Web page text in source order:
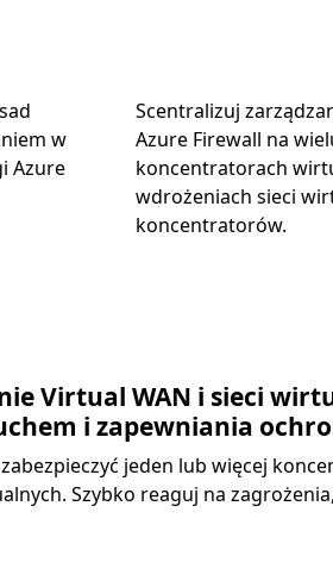
w
Azure
Scentralizuj
Azure Firewall na
koncentratorach
wdrożeniach sieci
koncentratorów.
Virtual WAN i sieci
i zapewniania
jeden lub więcej
Szybko reaguj na